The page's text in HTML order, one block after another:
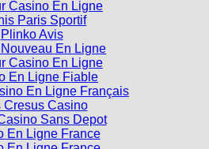
Casino En Ligne
Paris Sportif
Plinko Avis
En Ligne
Casino En Ligne
En Ligne Fiable
En Ligne Français
Cresus Casino
Sans Depot
En Ligne France